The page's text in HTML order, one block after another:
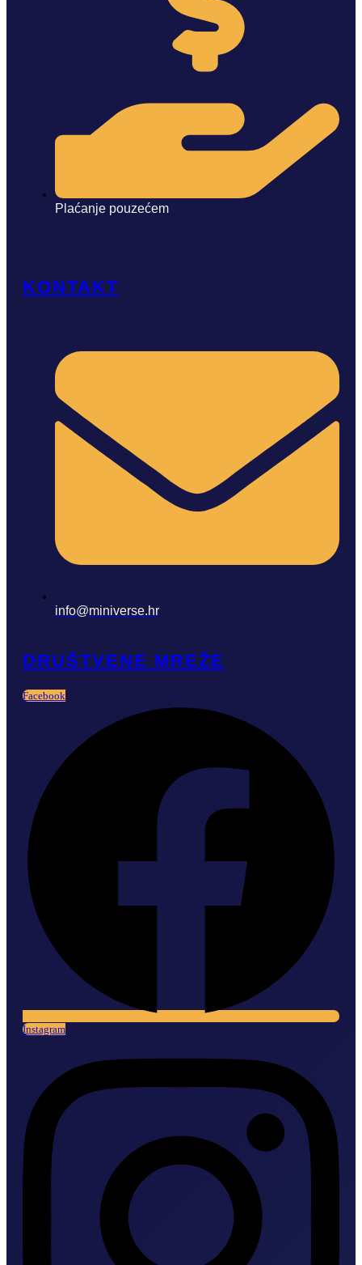
Plaćanje pouzećem
KONTAKT
info@miniverse.hr
DRUŠTVENE MREŽE
Facebook
Instagram